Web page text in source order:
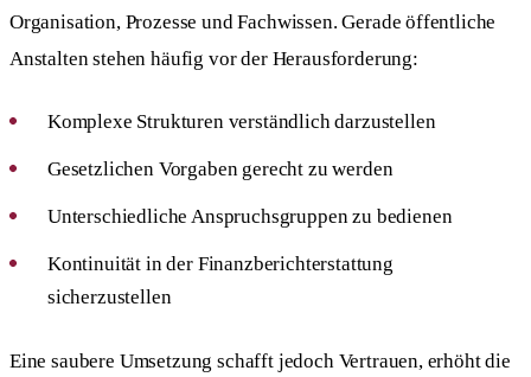
Organisation, Prozesse und Fachwissen. Gerade öffentliche
Anstalten stehen häufig vor der Herausforderung:
Komplexe Strukturen verständlich darzustellen
Gesetzlichen Vorgaben gerecht zu werden
Unterschiedliche Anspruchsgruppen zu bedienen
Kontinuität in der Finanzberichterstattung
sicherzustellen
Eine saubere Umsetzung schafft jedoch Vertrauen, erhöht die